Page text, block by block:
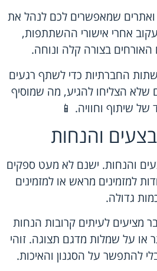
ואתרים שמאפשרים לכם לנהל את
אחרי אישורי ההשתתפות,
בצורה קלה ונוחה.
החברתיות כדי לשתף רגעים
הצליחו להגיע, מה שמוסיף
של שיתוף וחוויה. 📱
והנחות
והנחות. ישנם לא מעט ספקים
למזמינים מראש או למזמינים
גדולה.
מציעים לעיתים קרובות הנחות
או על שמלות מדגם תצוגה. זוהי
להתפשר על הסגנון והאיכות.